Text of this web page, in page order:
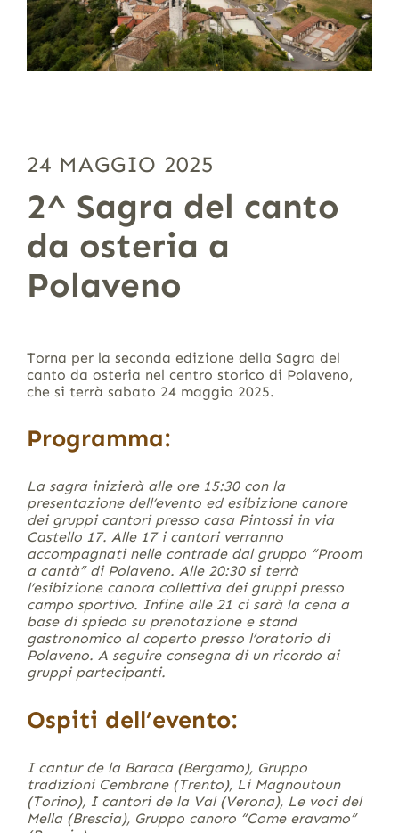
24 MAGGIO 2025
2^ Sagra del canto
da osteria a
Polaveno
Torna per la seconda edizione della Sagra del
canto da osteria nel centro storico di Polaveno,
che si terrà sabato 24 maggio 2025.
Programma:
La sagra inizierà alle ore 15:30 con la
presentazione dell’evento ed esibizione canore
dei gruppi cantori presso casa Pintossi in via
Castello 17. Alle 17 i cantori verranno
accompagnati nelle contrade dal gruppo “Proom
a cantà” di Polaveno. Alle 20:30 si terrà
l’esibizione canora collettiva dei gruppi presso
campo sportivo. Infine alle 21 ci sarà la cena a
base di spiedo su prenotazione e stand
gastronomico al coperto presso l’oratorio di
Polaveno. A seguire consegna di un ricordo ai
gruppi partecipanti.
Ospiti dell’evento:
I cantur de la Baraca (Bergamo), Gruppo
tradizioni Cembrane (Trento), Li Magnoutoun
(Torino), I cantori de la Val (Verona), Le voci del
Mella (Brescia), Gruppo canoro “Come eravamo”